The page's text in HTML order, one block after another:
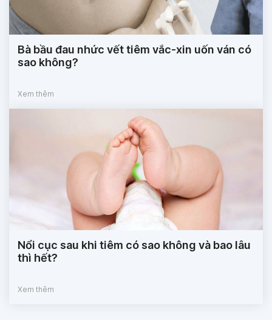
Bà bầu đau nhức vết tiêm vắc-xin uốn ván có
sao không?
Xem thêm
Nổi cục sau khi tiêm có sao không và bao lâu
thì hết?
Xem thêm